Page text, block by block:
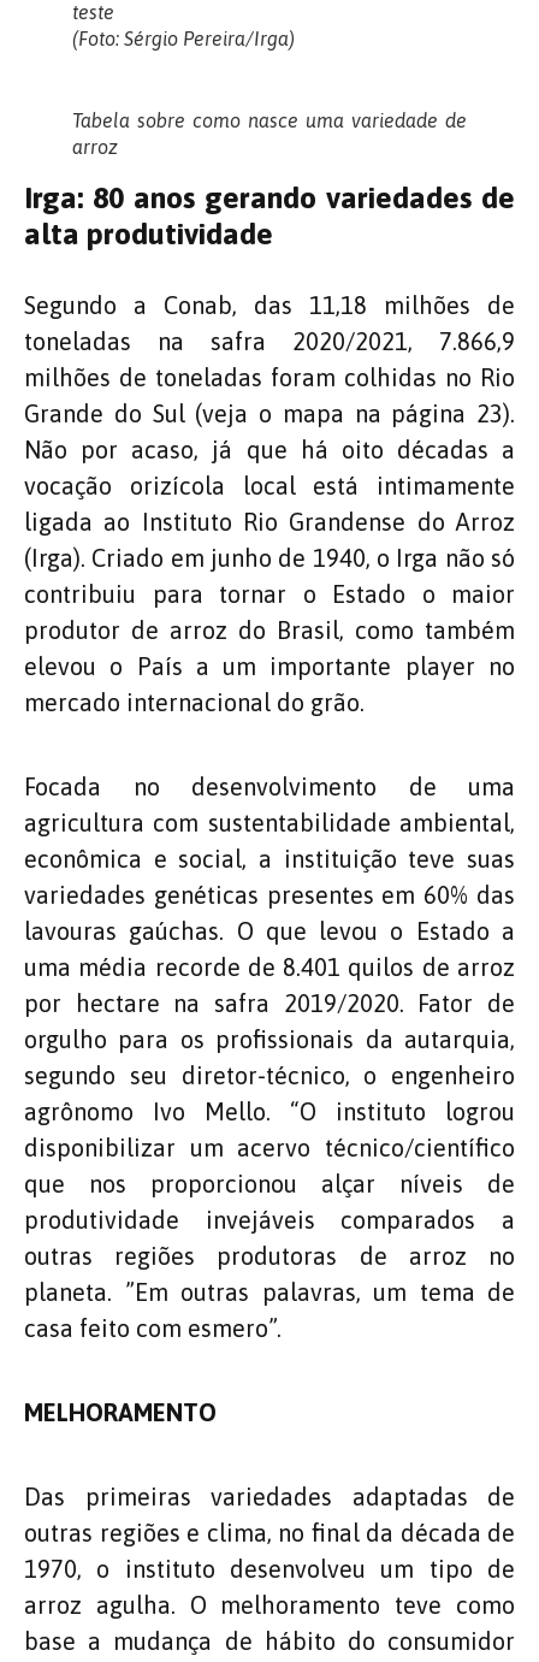
teste
(Foto: Sérgio Pereira/Irga)
Tabela sobre como nasce uma variedade de
arroz
Irga: 80 anos gerando variedades de
alta produtividade
Segundo a Conab, das 11,18 milhões de
toneladas na safra 2020/2021, 7.866,9
milhões de toneladas foram colhidas no Rio
Grande do Sul (veja o mapa na página 23).
Não por acaso, já que há oito décadas a
vocação orizícola local está intimamente
ligada ao Instituto Rio Grandense do Arroz
(Irga). Criado em junho de 1940, o Irga não só
contribuiu para tornar o Estado o maior
produtor de arroz do Brasil, como também
elevou o País a um importante player no
mercado internacional do grão.
Focada no desenvolvimento de uma
agricultura com sustentabilidade ambiental,
econômica e social, a instituição teve suas
variedades genéticas presentes em 60% das
lavouras gaúchas. O que levou o Estado a
uma média recorde de 8.401 quilos de arroz
por hectare na safra 2019/2020. Fator de
orgulho para os profissionais da autarquia,
segundo seu diretor-técnico, o engenheiro
agrônomo Ivo Mello. “O instituto logrou
disponibilizar um acervo técnico/científico
que nos proporcionou alçar níveis de
produtividade invejáveis comparados a
outras regiões produtoras de arroz no
planeta. ”Em outras palavras, um tema de
casa feito com esmero”.
MELHORAMENTO
Das primeiras variedades adaptadas de
outras regiões e clima, no final da década de
1970, o instituto desenvolveu um tipo de
arroz agulha. O melhoramento teve como
base a mudança de hábito do consumidor